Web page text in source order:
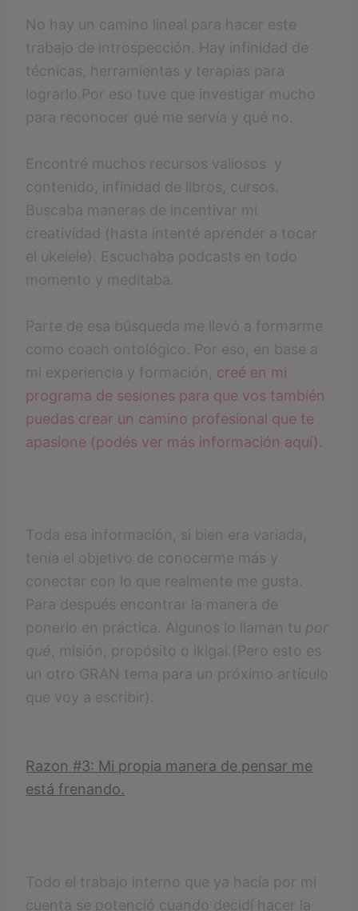
No hay un camino lineal para hacer este
trabajo de introspección. Hay infinidad de
técnicas, herramientas y terapias para
lograrlo.Por eso tuve que investigar mucho
para reconocer qué me servía y qué no.
Encontré muchos recursos valiosos y
contenido, infinidad de libros, cursos.
Buscaba maneras de incentivar mi
creatividad (hasta intenté aprender a tocar
el ukelele). Escuchaba podcasts en todo
momento y meditaba.
Parte de esa búsqueda me llevó a formarme
como coach ontológico. Por eso, en base a
mi experiencia y formación, creé en mi
programa de sesiones para que vos también
puedas crear un camino profesional que te
apasione (podés ver más información aquí).
Toda esa información, si bien era variada,
tenía el objetivo de conocerme más y
conectar con lo que realmente me gusta.
Para después encontrar la manera de
ponerlo en práctica. Algunos lo llaman tu por
qué
, misión, propósito o ikigai.(Pero esto es
un otro GRAN tema para un próximo artículo
que voy a escribir).
Razon #3: Mi propia manera de pensar me
está frenando.
Todo el trabajo interno que ya hacía por mi
cuenta se potenció cuando decidí hacer la